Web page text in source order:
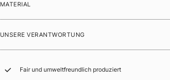
MATERIAL
UNSERE VERANTWORTUNG
Fair und umweltfreundlich produziert